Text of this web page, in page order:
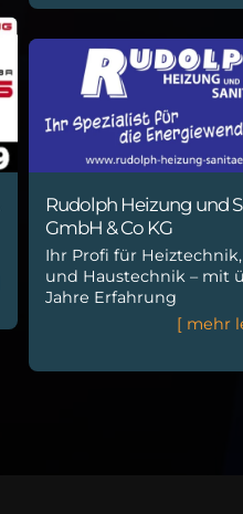
Rudolph Heizung und
GmbH & Co KG
Ihr Profi für
und Haustechnik – mit
Jahre Erfahrung
[ mehr l